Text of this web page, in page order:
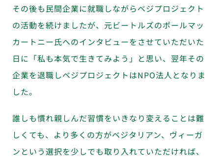
その後も民間企業に就職しながらベジプロジェクト
の活動を続けましたが、元ビートルズのポールマッ
カートニー氏へのインタビューをさせていただいた
日に「私も本気で生きてみよう」と思い、翌年その
企業を退職しベジプロジェクトはNPO法人となりま
した。
誰しも慣れ親しんだ習慣をいきなり変えることは難
しくても、より多くの方がベジタリアン、ヴィーガ
ンという選択を少しでも取り入れていただければ、